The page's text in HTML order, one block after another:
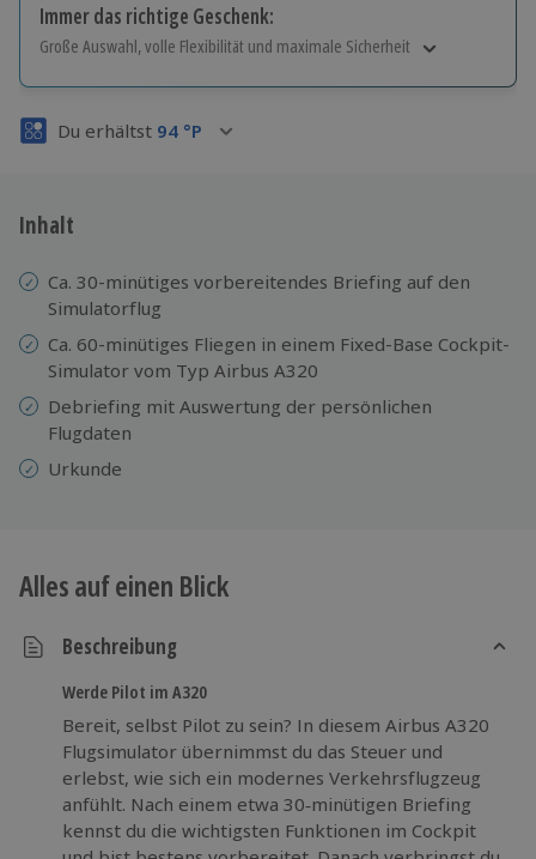
Immer das richtige Geschenk:
Große Auswahl, volle Flexibilität und maximale Sicherheit
Volle Flexibilität
3 Jahre gültig & verlängerbar.
Du erhältst 94 °P
Inhalt
Ca. 30-minütiges vorbereitendes Briefing auf den
Simulatorflug
Ca. 60-minütiges Fliegen in einem Fixed-Base Cockpit-
Simulator vom Typ Airbus A320
Debriefing mit Auswertung der persönlichen
Flugdaten
Urkunde
Alles auf einen Blick
Beschreibung
Werde Pilot im A320
Bereit, selbst Pilot zu sein? In diesem Airbus A320
Flugsimulator übernimmst du das Steuer und
erlebst, wie sich ein modernes Verkehrsflugzeug
anfühlt. Nach einem etwa 30‑minütigen Briefing
kennst du die wichtigsten Funktionen im Cockpit